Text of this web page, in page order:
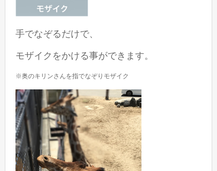
手でなぞるだけで、
モザイクをかける事ができます。
※奥のキリンさんを指でなぞりモザイク